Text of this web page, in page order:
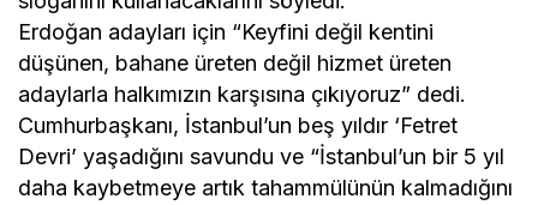
Erdoğan adayları için “Keyfini değil kentini
düşünen, bahane üreten değil hizmet üreten
adaylarla halkımızın karşısına çıkıyoruz” dedi.
Cumhurbaşkanı, İstanbul’un beş yıldır ‘Fetret
Devri’ yaşadığını savundu ve “İstanbul’un bir 5 yıl
daha kaybetmeye artık tahammülünün kalmadığını